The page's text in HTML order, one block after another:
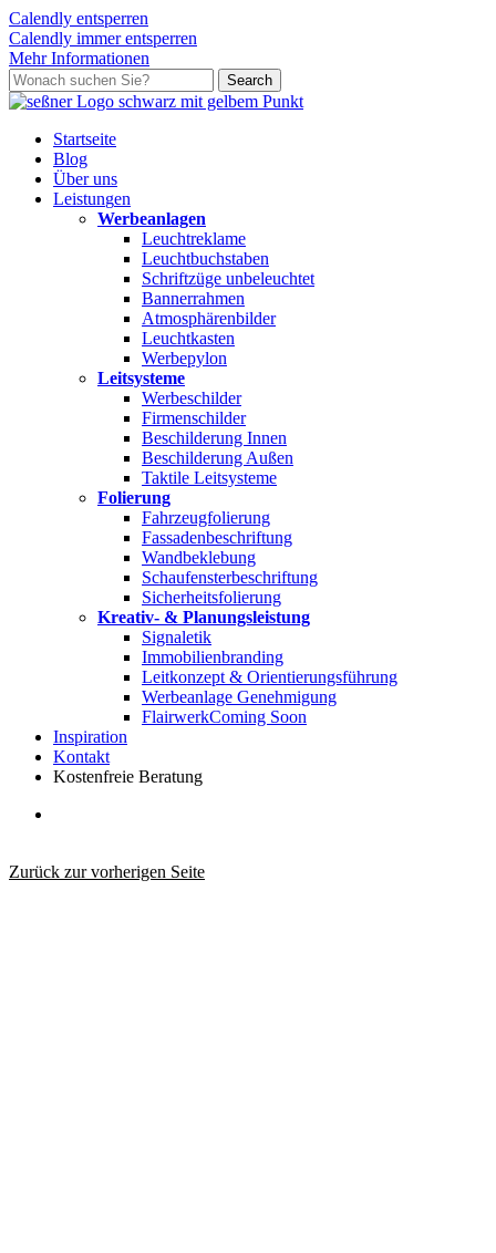
Calendly entsperren
Calendly immer entsperren
Mehr Informationen
Skip
to
content
Search
Close
search
Menu
Startseite
Blog
Über uns
Leistungen
Werbeanlagen
Leuchtreklame
Leuchtbuchstaben
Schriftzüge unbeleuchtet
Bannerrahmen
Atmosphärenbilder
Leuchtkasten
Werbepylon
Leitsysteme
Werbeschilder
Firmenschilder
Beschilderung Innen
Beschilderung Außen
Taktile Leitsysteme
Folierung
Fahrzeugfolierung
Fassadenbeschriftung
Wandbeklebung
Schaufensterbeschriftung
Sicherheitsfolierung
Kreativ- & Planungsleistung
Signaletik
Immobilienbranding
Leitkonzept & Orientierungsführung
Werbeanlage Genehmigung
FlairwerkComing Soon
Inspiration
Kontakt
Kostenfreie Beratung
Zurück zur vorherigen Seite